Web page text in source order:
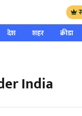
देश शहर क्रीडा
India